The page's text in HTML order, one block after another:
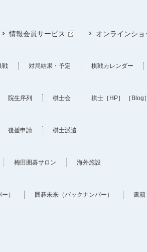
情報会員サービス オンラインショ
戦 対局結果・予定 棋戦カレンダー
院生序列 棋士会 棋士 ［HP］ ［Blog
後援申請 棋士派遣
梅田囲碁サロン 海外施設
） 囲碁未来（バックナンバー） 書籍